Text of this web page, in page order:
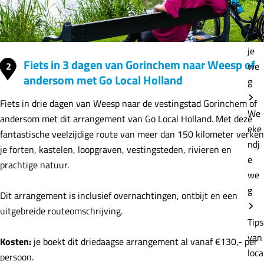
Tips
Dag
je
we
g
We
eke
ndj
e
we
g
Tips
van
loca
2
Fiets in 3 dagen van Gorinchem naar Weesp of
andersom met Go Local Holland
Fiets in drie dagen van Weesp naar de vestingstad Gorinchem of
andersom met dit arrangement van Go Local Holland. Met deze
fantastische veelzijdige route van meer dan 150 kilometer verken
je forten, kastelen, loopgraven, vestingsteden, rivieren en
prachtige natuur.
Dit arrangement is inclusief overnachtingen, ontbijt en een
uitgebreide routeomschrijving.
Kosten: je boekt dit driedaagse arrangement al vanaf €130,- per
persoon.